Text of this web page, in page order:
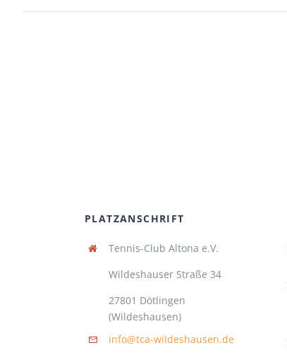
PLATZANSCHRIFT
Tennis-Club Altona e.V.
Wildeshauser Straße 34
27801 Dötlingen
(Wildeshausen)
info@tca-wildeshausen.de